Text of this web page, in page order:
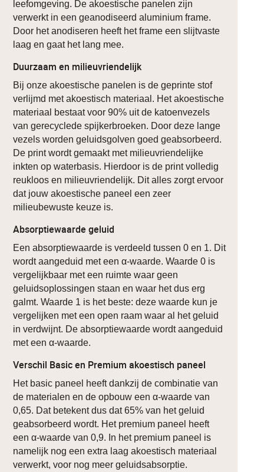
leefomgeving. De akoestische panelen zijn
verwerkt in een geanodiseerd aluminium frame.
Door het anodiseren heeft het frame een slijtvaste
laag en gaat het lang mee.
Duurzaam en milieuvriendelijk
Bij onze akoestische panelen is de geprinte stof
verlijmd met akoestisch materiaal. Het akoestische
materiaal bestaat voor 90% uit de katoenvezels
van gerecyclede spijkerbroeken. Door deze lange
vezels worden geluidsgolven goed geabsorbeerd.
De print wordt gemaakt met milieuvriendelijke
inkten op waterbasis. Hierdoor is de print volledig
reukloos en milieuvriendelijk. Dit alles zorgt ervoor
dat jouw akoestische paneel een zeer
milieubewuste keuze is.
Absorptiewaarde geluid
Een absorptiewaarde is verdeeld tussen 0 en 1. Dit
wordt aangeduid met een α-waarde. Waarde 0 is
vergelijkbaar met een ruimte waar geen
geluidsoplossingen staan en waar het dus erg
galmt. Waarde 1 is het beste: deze waarde kun je
vergelijken met een open raam waar al het geluid
in verdwijnt. De absorptiewaarde wordt aangeduid
met een α-waarde.
Verschil Basic en Premium akoestisch paneel
Het basic paneel heeft dankzij de combinatie van
de materialen en de opbouw een α-waarde van
0,65. Dat betekent dus dat 65% van het geluid
geabsorbeerd wordt. Het premium paneel heeft
een α-waarde van 0,9. In het premium paneel is
namelijk nog een extra laag akoestisch materiaal
verwerkt, voor nog meer geluidsabsorptie.